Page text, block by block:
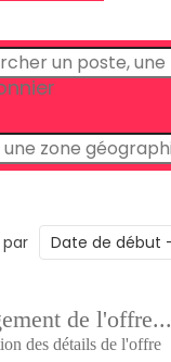
par
de l'offre...
des détails de l'offre